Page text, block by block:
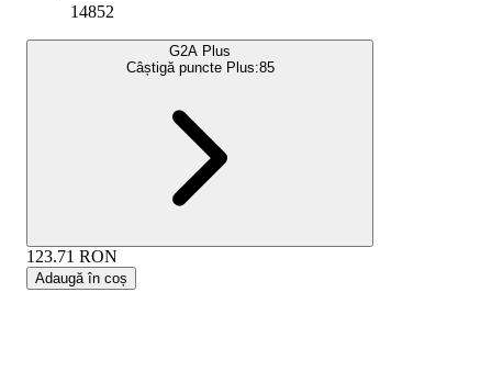
14852
G2A Plus
Câștigă puncte Plus:85
123.71 RON
Adaugă în coș